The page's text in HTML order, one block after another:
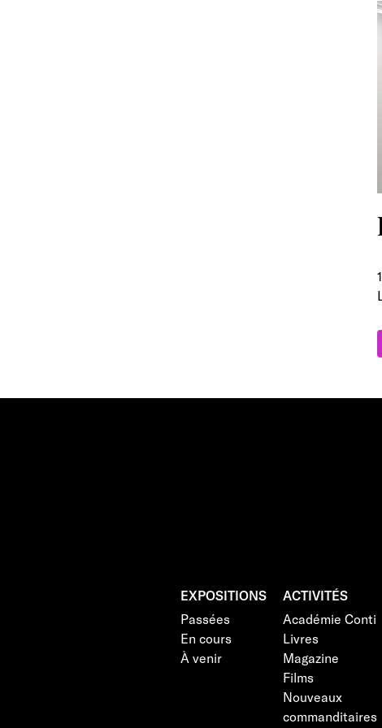
EXPOSITIONS
Passées
En cours
À venir
ACTIVITÉS
Académie Conti
Livres
Magazine
Films
Nouveaux
commanditaires